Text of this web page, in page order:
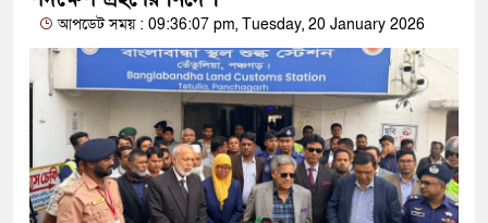
আপডেট সময় : 09:36:07 pm, Tuesday, 20 January 2026